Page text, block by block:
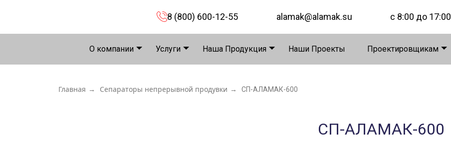
8 (800) 600-12-55 alamak@alamak.su с 8:00 до 17:00
О компании Услуги Наша Продукция Наши Проекты Проектировщикам
Главная → Сепараторы непрерывной продувки → СП-АЛАМАК-600
СП-АЛАМАК-600